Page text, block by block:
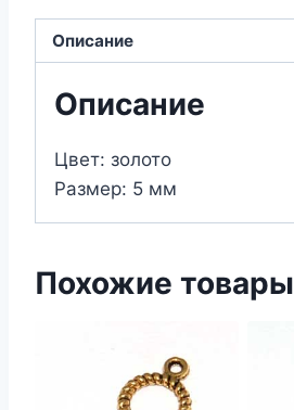
5мм
для
бижутерии
Описание
Описание
Цвет: золото
Размер: 5 мм
Похожие товары